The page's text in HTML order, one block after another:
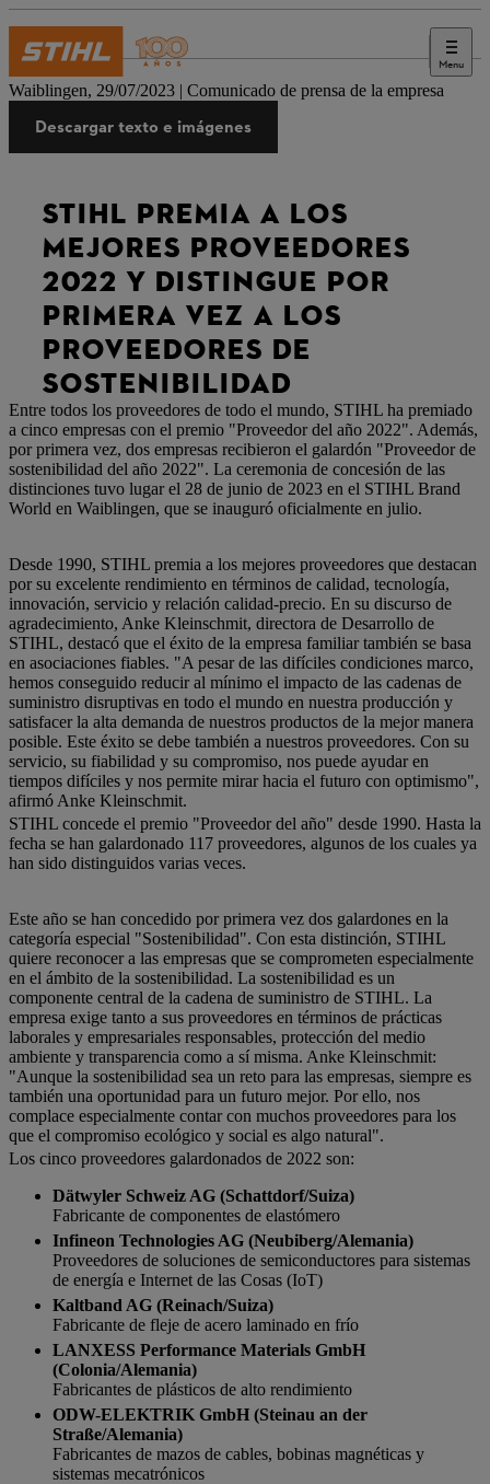
Menu
Prensa
Waiblingen, 29/07/2023 | Comunicado de prensa de la empresa
Descargar texto e imágenes
STIHL PREMIA A LOS
MEJORES PROVEEDORES
2022 Y DISTINGUE POR
PRIMERA VEZ A LOS
PROVEEDORES DE
SOSTENIBILIDAD
Entre todos los proveedores de todo el mundo, STIHL ha premiado
a cinco empresas con el premio "Proveedor del año 2022". Además,
por primera vez, dos empresas recibieron el galardón "Proveedor de
sostenibilidad del año 2022". La ceremonia de concesión de las
distinciones tuvo lugar el 28 de junio de 2023 en el STIHL Brand
World en Waiblingen, que se inauguró oficialmente en julio.
Desde 1990, STIHL premia a los mejores proveedores que destacan
por su excelente rendimiento en términos de calidad, tecnología,
innovación, servicio y relación calidad-precio. En su discurso de
agradecimiento, Anke Kleinschmit, directora de Desarrollo de
STIHL, destacó que el éxito de la empresa familiar también se basa
en asociaciones fiables. "A pesar de las difíciles condiciones marco,
hemos conseguido reducir al mínimo el impacto de las cadenas de
suministro disruptivas en todo el mundo en nuestra producción y
satisfacer la alta demanda de nuestros productos de la mejor manera
posible. Este éxito se debe también a nuestros proveedores. Con su
servicio, su fiabilidad y su compromiso, nos puede ayudar en
tiempos difíciles y nos permite mirar hacia el futuro con optimismo",
afirmó Anke Kleinschmit.
STIHL concede el premio "Proveedor del año" desde 1990. Hasta la
fecha se han galardonado 117 proveedores, algunos de los cuales ya
han sido distinguidos varias veces.
Este año se han concedido por primera vez dos galardones en la
categoría especial "Sostenibilidad". Con esta distinción, STIHL
quiere reconocer a las empresas que se comprometen especialmente
en el ámbito de la sostenibilidad. La sostenibilidad es un
componente central de la cadena de suministro de STIHL. La
empresa exige tanto a sus proveedores en términos de prácticas
laborales y empresariales responsables, protección del medio
ambiente y transparencia como a sí misma. Anke Kleinschmit:
"Aunque la sostenibilidad sea un reto para las empresas, siempre es
también una oportunidad para un futuro mejor. Por ello, nos
complace especialmente contar con muchos proveedores para los
que el compromiso ecológico y social es algo natural".
Los cinco proveedores galardonados de 2022 son:
Dätwyler Schweiz AG (Schattdorf/Suiza)
Fabricante de componentes de elastómero
Infineon Technologies AG (Neubiberg/Alemania)
Proveedores de soluciones de semiconductores para sistemas
de energía e Internet de las Cosas (IoT)
Kaltband AG (Reinach/Suiza)
Fabricante de fleje de acero laminado en frío
LANXESS Performance Materials GmbH
(Colonia/Alemania)
Fabricantes de plásticos de alto rendimiento
ODW-ELEKTRIK GmbH (Steinau an der
Straße/Alemania)
Fabricantes de mazos de cables, bobinas magnéticas y
sistemas mecatrónicos